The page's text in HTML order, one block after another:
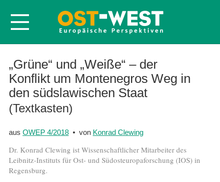
Startseite
Über OWEP
Volltexte
Probeheft
Kontakt
„Grüne“ und „Weiße“ – der
Konflikt um Montenegros Weg in
den südslawischen Staat
(Textkasten)
aus OWEP 4/2018• von Konrad Clewing
Dr. Konrad Clewing ist Wissenschaftlicher Mitarbeiter des
Leibnitz-Instituts für Ost- und Südosteuropaforschung (IOS) in
Regensburg.